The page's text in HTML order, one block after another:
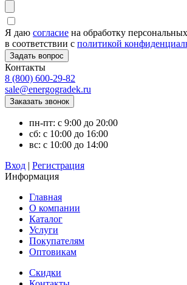
Я даю согласие на обработку
в соответствии с политикой
Контакты
8 (800) 600-29-82
sale@energogradek.ru
пн-пт: с 9:00 до 20:00
сб: с 10:00 до 16:00
вс: с 10:00 до 14:00
Вход | Регистрация
Информация
Главная
О компании
Каталог
Услуги
Покупателям
Оптовикам
Скидки